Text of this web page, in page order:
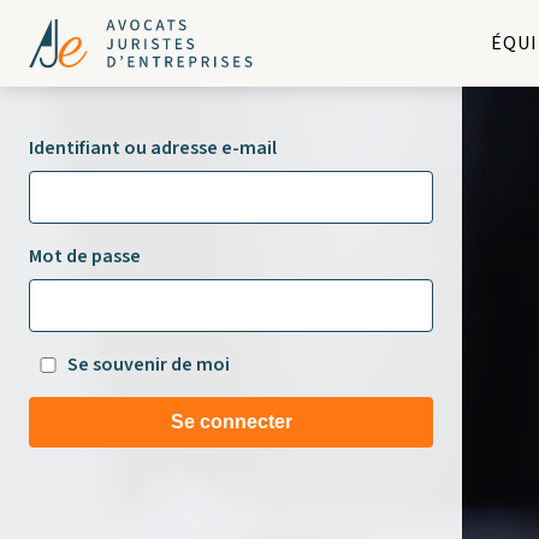
Identifiant ou adresse e-mail
Mot de passe
Se souvenir de moi